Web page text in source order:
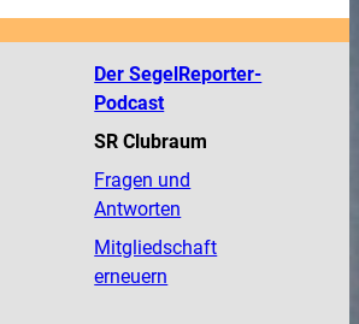
Der SegelReporter-
Podcast
SR Clubraum
Fragen und
Antworten
Mitgliedschaft
erneuern